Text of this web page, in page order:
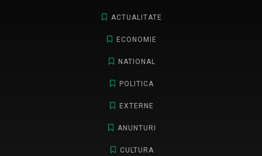
ACTUALITATE
ECONOMIE
NATIONAL
POLITICA
EXTERNE
ANUNTURI
CULTURA